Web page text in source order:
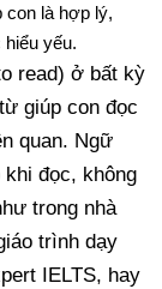
con là hợp lý,
yếu.
read) ở bất kỳ
giúp con đọc
quan. Ngữ
đọc, không
trong nhà
trình dạy
IELTS, hay